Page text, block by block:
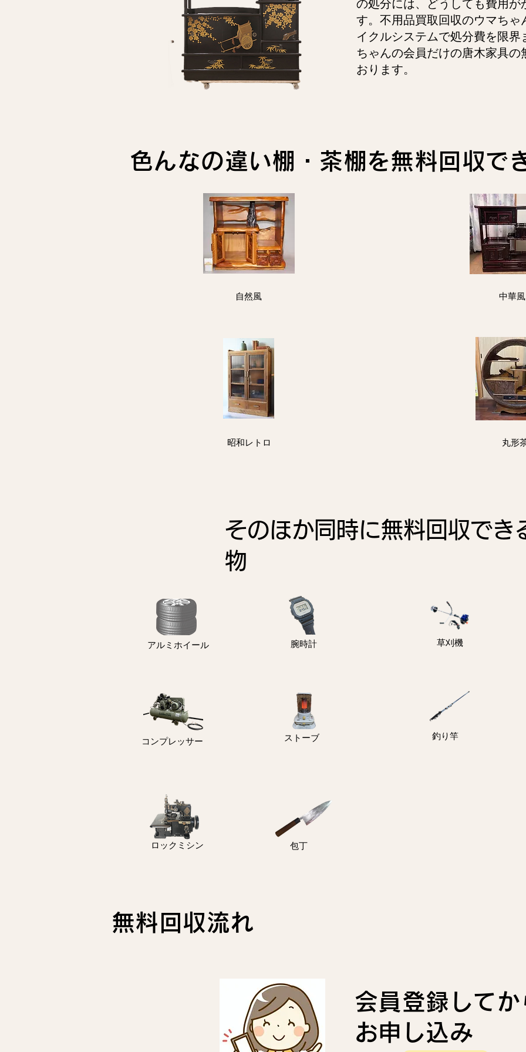
の処分には、どうしても費用が
す。不用品買取回収のウマちゃ
イクルシステムで処分費を限界
ちゃんの会員だけの唐木家具の
おります。
色んなの違い棚・茶棚を無料回収で
​自然風
​昭和レトロ
中華風
丸形
そのほか同時に無料回収でき
物
アルミホイール
コンプレッサー
​腕時計
ストーブ
​草刈機
釣り竿
ロックミシン 包丁
無料回収流れ
会員登録してか
お申し込み